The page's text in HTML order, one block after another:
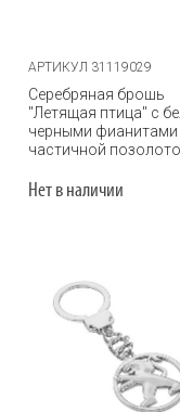
АРТИКУЛ 31119029
Серебряная брошь
"Летящая птица" с
черными фианитами
частичной
Нет в наличии